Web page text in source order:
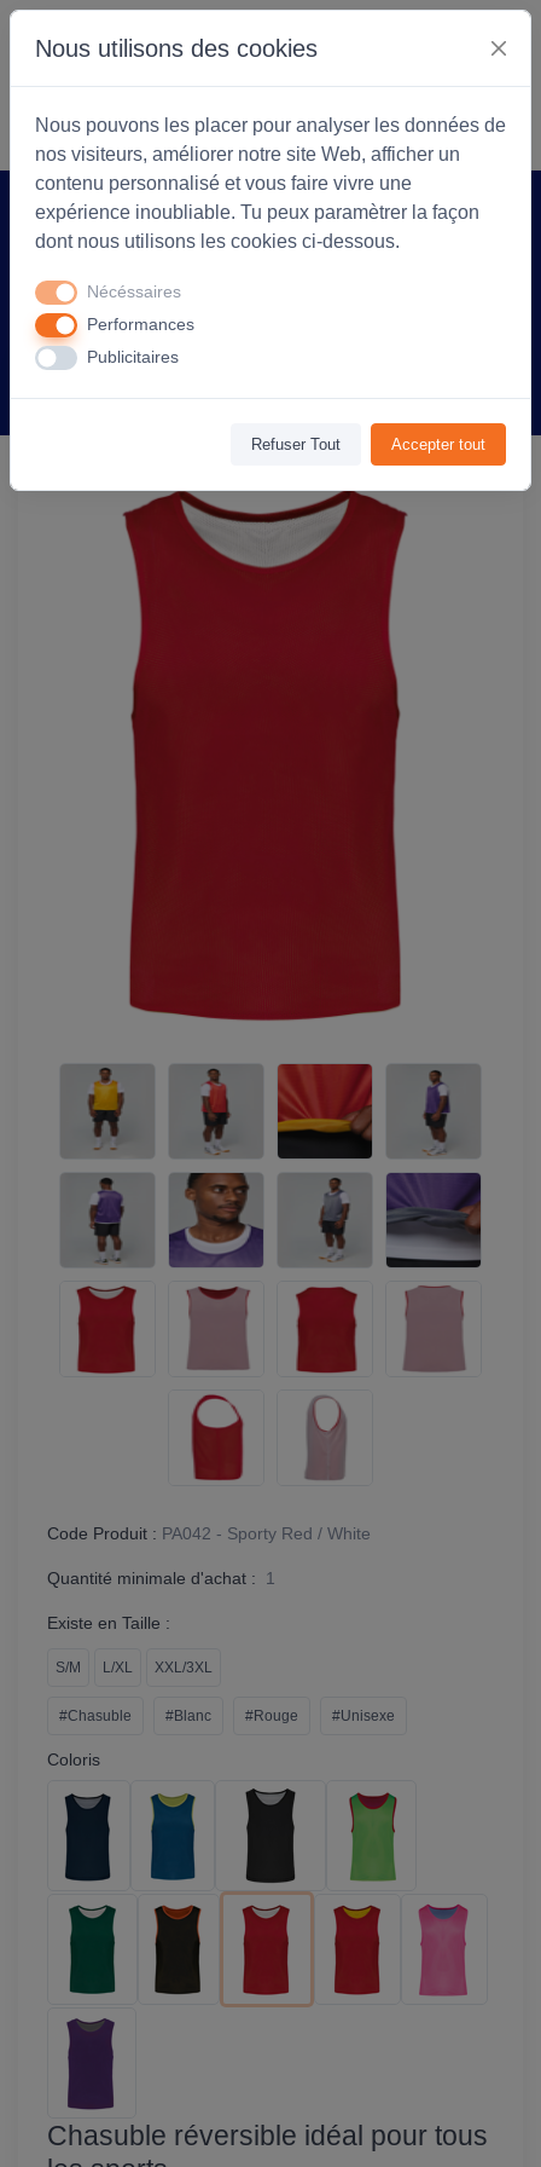
S'identifier Commencer
Accueil Coopérarock Produit
multisport Unisexe - Sporty Red / White
Code Produit : PA042 - Sporty Red / White
Quantité minimale d'achat : 1
Existe en Taille :
S/M L/XL XXL/3XL
#Chasuble #Blanc #Rouge #Unisexe
Coloris
Chasuble réversible idéal pour tous
Nous utilisons des cookies
Nous pouvons les placer pour analyser les données de
nos visiteurs, améliorer notre site Web, afficher un
contenu personnalisé et vous faire vivre une
expérience inoubliable. Tu peux paramètrer la façon
dont nous utilisons les cookies ci-dessous.
Nécéssaires
Performances
Publicitaires
Refuser Tout Accepter tout